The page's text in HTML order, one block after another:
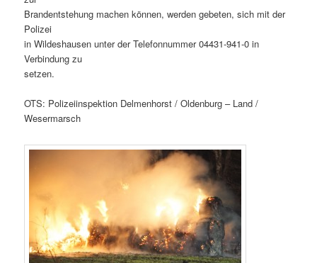
Brandentstehung machen können, werden gebeten, sich mit der
Polizei
in Wildeshausen unter der Telefonnummer 04431-941-0 in
Verbindung zu
setzen.
OTS: Polizeiinspektion Delmenhorst / Oldenburg – Land /
Wesermarsch